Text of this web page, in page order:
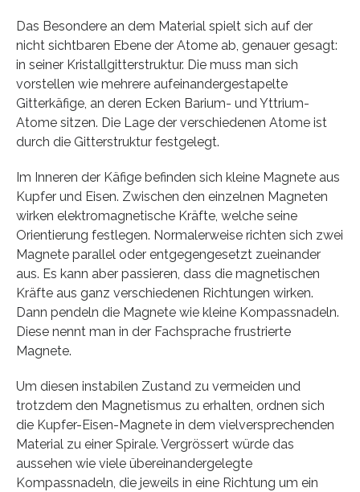
Das Besondere an dem Material spielt sich auf der
nicht sichtbaren Ebene der Atome ab, genauer gesagt:
in seiner Kristallgitterstruktur. Die muss man sich
vorstellen wie mehrere aufeinandergestapelte
Gitterkäfige, an deren Ecken Barium- und Yttrium-
Atome sitzen. Die Lage der verschiedenen Atome ist
durch die Gitterstruktur festgelegt.
Im Inneren der Käfige befinden sich kleine Magnete aus
Kupfer und Eisen. Zwischen den einzelnen Magneten
wirken elektromagnetische Kräfte, welche seine
Orientierung festlegen. Normalerweise richten sich zwei
Magnete parallel oder entgegengesetzt zueinander
aus. Es kann aber passieren, dass die magnetischen
Kräfte aus ganz verschiedenen Richtungen wirken.
Dann pendeln die Magnete wie kleine Kompassnadeln.
Diese nennt man in der Fachsprache frustrierte
Magnete.
Um diesen instabilen Zustand zu vermeiden und
trotzdem den Magnetismus zu erhalten, ordnen sich
die Kupfer-Eisen-Magnete in dem vielversprechenden
Material zu einer Spirale. Vergrössert würde das
aussehen wie viele übereinandergelegte
Kompassnadeln, die jeweils in eine Richtung um ein